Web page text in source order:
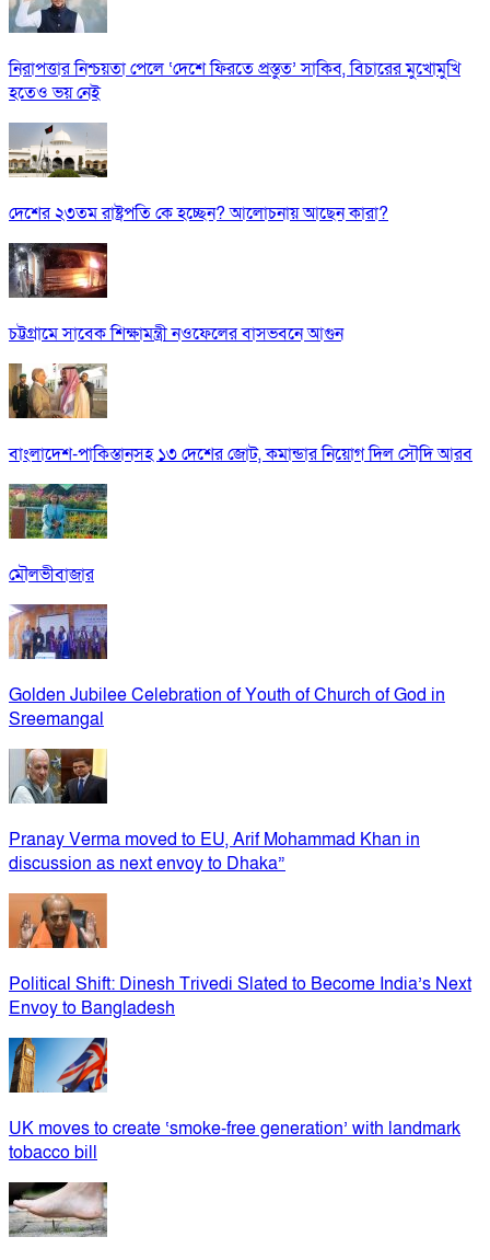
নিরাপত্তার নিশ্চয়তা পেলে ‘দেশে ফিরতে প্রস্তুত’ সাকিব, বিচারের মুখোমুখি
হতেও ভয় নেই
দেশের ২৩তম রাষ্ট্রপতি কে হচ্ছেন? আলোচনায় আছেন কারা?
চট্টগ্রামে সাবেক শিক্ষামন্ত্রী নওফেলের বাসভবনে আগুন
বাংলাদেশ-পাকিস্তানসহ ১৩ দেশের জোট, কমান্ডার নিয়োগ দিল সৌদি আরব
মৌলভীবাজার
Golden Jubilee Celebration of Youth of Church of God in
Sreemangal
Pranay Verma moved to EU, Arif Mohammad Khan in
discussion as next envoy to Dhaka”
Political Shift: Dinesh Trivedi Slated to Become India’s Next
Envoy to Bangladesh
UK moves to create ‘smoke-free generation’ with landmark
tobacco bill